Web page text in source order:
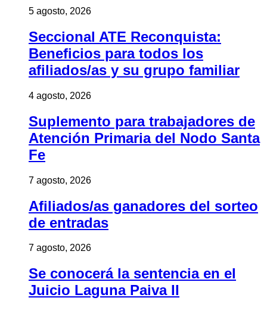
5 agosto, 2026
Seccional ATE Reconquista:
Beneficios para todos los
afiliados/as y su grupo familiar
4 agosto, 2026
Suplemento para trabajadores de
Atención Primaria del Nodo Santa
Fe
7 agosto, 2026
Afiliados/as ganadores del sorteo
de entradas
7 agosto, 2026
Se conocerá la sentencia en el
Juicio Laguna Paiva II